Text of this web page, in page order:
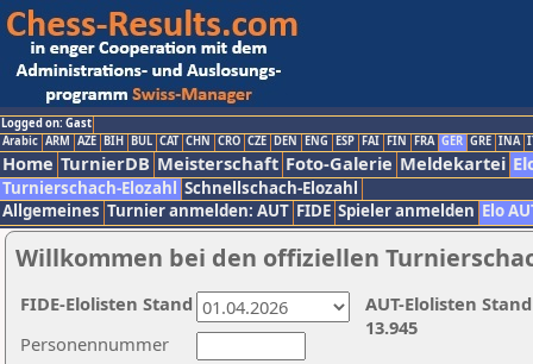
Logged on: Gast
Arabic ARM AZE BIH BUL CAT CHN CRO CZE DEN ENG ESP FAI FIN FRA GER GRE INA
Home TurnierDB Meisterschaft Foto-Galerie Meldekartei
Turnierschach-Elozahl Schnellschach-Elozahl
Allgemeines Turnier anmelden: AUT FIDE Spieler anmelden Elo
Willkommen bei den offiziellen
Personennummer
AUT-Elolisten
13.945
FIDE-Elolisten Stand